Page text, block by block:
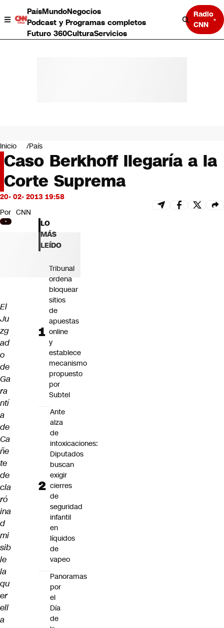
PaísMundoNegocios
Podcast y Programas completos
Futuro 360CulturaServicios
Radio
CNN
Negocios
Deportes
Programas completos
Cultura
Servicios
Bits
CNN Data
CNN tiempo
Futuro 360
Inicio País
Caso Berkhoff llegaría a la
Corte Suprema
20- 02- 2013 19:58
Por CNN
El
Ju
zg
ad
o
de
Ga
ra
ntí
a
de
Ca
ñe
te
de
cla
ró
ina
d
mi
sib
le
la
qu
er
ell
a
LO
MÁS
LEÍDO
Tribunal
ordena
bloquear
sitios
de
apuestas
online
y
establece
mecanismo
propuesto
por
Subtel
Ante
alza
de
intoxicaciones:
Diputados
buscan
exigir
cierres
de
seguridad
infantil
en
líquidos
de
vapeo
Panoramas
por
el
Día
de